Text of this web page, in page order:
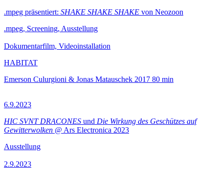
.mpeg präsentiert: SHAKE SHAKE SHAKE von Neozoon
.mpeg, Screening, Ausstellung
Dokumentarfilm, Videoinstallation
HABITAT
Emerson Culurgioni & Jonas Matauschek 2017 80 min
6.9.2023
HIC SVNT DRACONES und Die Wirkung des Geschützes auf
Gewitterwolken @ Ars Electronica 2023
Ausstellung
2.9.2023